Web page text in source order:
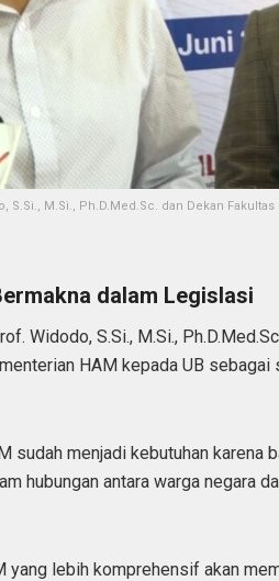
S.Si., M.Si., Ph.D.Med.Sc. dan Dekan
dalam Legislasi
Widodo, S.Si., M.Si.,
HAM kepada UB
sudah menjadi kebutuhan karena
hubungan antara warga negara
yang lebih komprehensif akan